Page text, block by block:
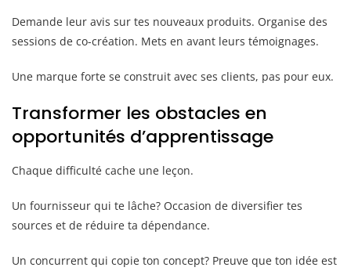
Demande leur avis sur tes nouveaux produits. Organise des
sessions de co-création. Mets en avant leurs témoignages.
Une marque forte se construit avec ses clients, pas pour eux.
Transformer les obstacles en
opportunités d’apprentissage
Chaque difficulté cache une leçon.
Un fournisseur qui te lâche? Occasion de diversifier tes
sources et de réduire ta dépendance.
Un concurrent qui copie ton concept? Preuve que ton idée est